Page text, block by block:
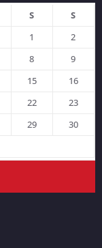
S
S
1
2
8
9
15
16
22
23
29
30